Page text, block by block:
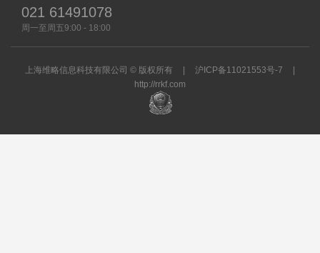
021 61491078
周一至周五9:00 - 18:00
上海维略信息科技有限公司 © 版权所有 沪ICP备11021553号-7
http://rrkf.com